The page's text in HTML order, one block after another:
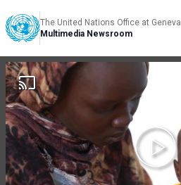
The United Nations Office at Geneva
Multimedia Newsroom